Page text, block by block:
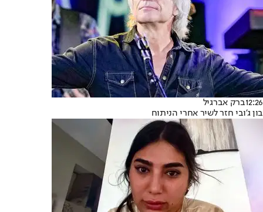
12:26ברק אברגיל
בון ג'ובי חזר לשיר אחרי הניתוח